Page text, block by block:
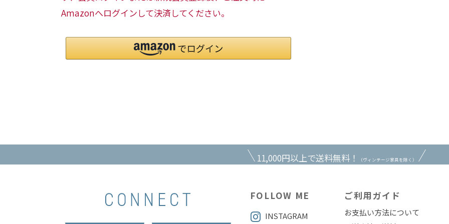
Amazonへログインして決済してください。
11,000円以上で送料無料！ （ヴィンテージ家具を除く）
FOLLOW ME
INSTAGRAM
ご利用ガイド
お支払い方法について